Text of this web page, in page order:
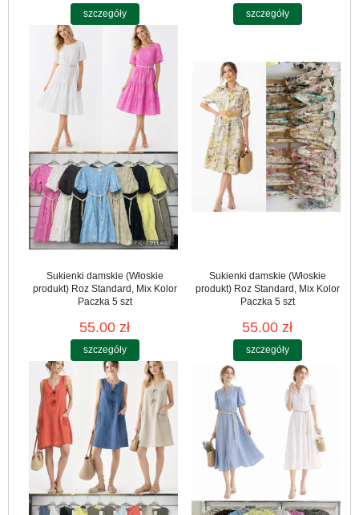
szczegóły szczegóły
Sukienki damskie (Włoskie
produkt) Roz Standard, Mix Kolor
Paczka 5 szt
55.00 zł
szczegóły
Sukienki damskie (Włoskie
produkt) Roz Standard, Mix Kolor
Paczka 5 szt
55.00 zł
szczegóły